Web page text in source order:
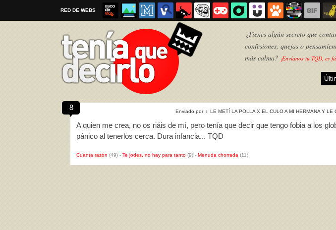
RED DE WEBS
¿Tienes algún secreto que
confesiones, quejas o
más calma? ¡Envíanos tu TQD, es
8 Enviado por ♀ LE METÍ LA POLLA X EL CULO A MI HERMANA Y
A quien me crea, no os riáis de mí, pero tenía que decir que tengo fobia a los
pánico al tenerlos cerca. Dura infancia... TQD
Cuánta razón (49) - Te jodes, no hay para tanto (9) - Menuda chorrada (11)